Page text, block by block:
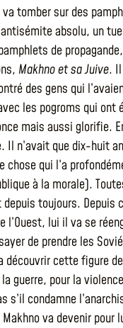
tomber sur des
absolu, un
de
Makhno et sa Juive.
des gens qui
les pogroms qui ont
mais aussi glorifie.
n’avait que dix-huit
chose qui l’a
à la morale).
toujours.
lui il va se
de prendre les
découvrir cette figure
guerre, pour la
condamne
va devenir pour